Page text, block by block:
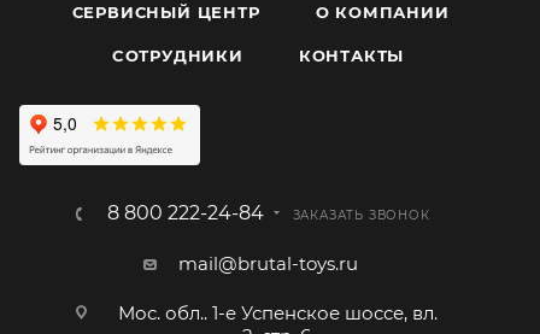
СЕРВИСНЫЙ ЦЕНТР О КОМПАНИИ
CОТРУДНИКИ КОНТАКТЫ
8 800 222-24-84 ЗАКАЗАТЬ ЗВОНОК
mail@brutal-toys.ru
Мос. обл.. 1-е Успенское шоссе, вл.